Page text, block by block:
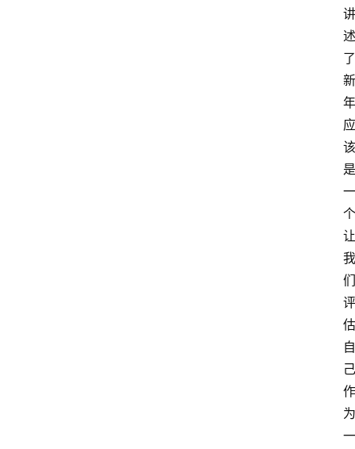
讲
述
了
新
年
应
该
是
一
个
让
我
们
评
估
自
己
作
为
一